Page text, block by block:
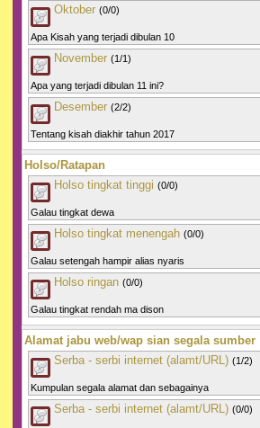
Oktober (0/0)
Apa Kisah yang terjadi dibulan 10
November (1/1)
Apa yang terjadi dibulan 11 ini?
Desember (2/2)
Tentang kisah diakhir tahun 2017
Holso/Ratapan
Holso tingkat tinggi (0/0)
Galau tingkat dewa
Holso tingkat menengah (0/0)
Galau setengah hampir alias nyaris
Holso ringan (0/0)
Galau tingkat rendah ma dison
Alamat jabu web/wap sian segala sumber
Serba - serbi internet (alamt/URL) (1/2)
Kumpulan segala alamat dan sebagainya
Serba - serbi internet (alamt/URL) (0/0)